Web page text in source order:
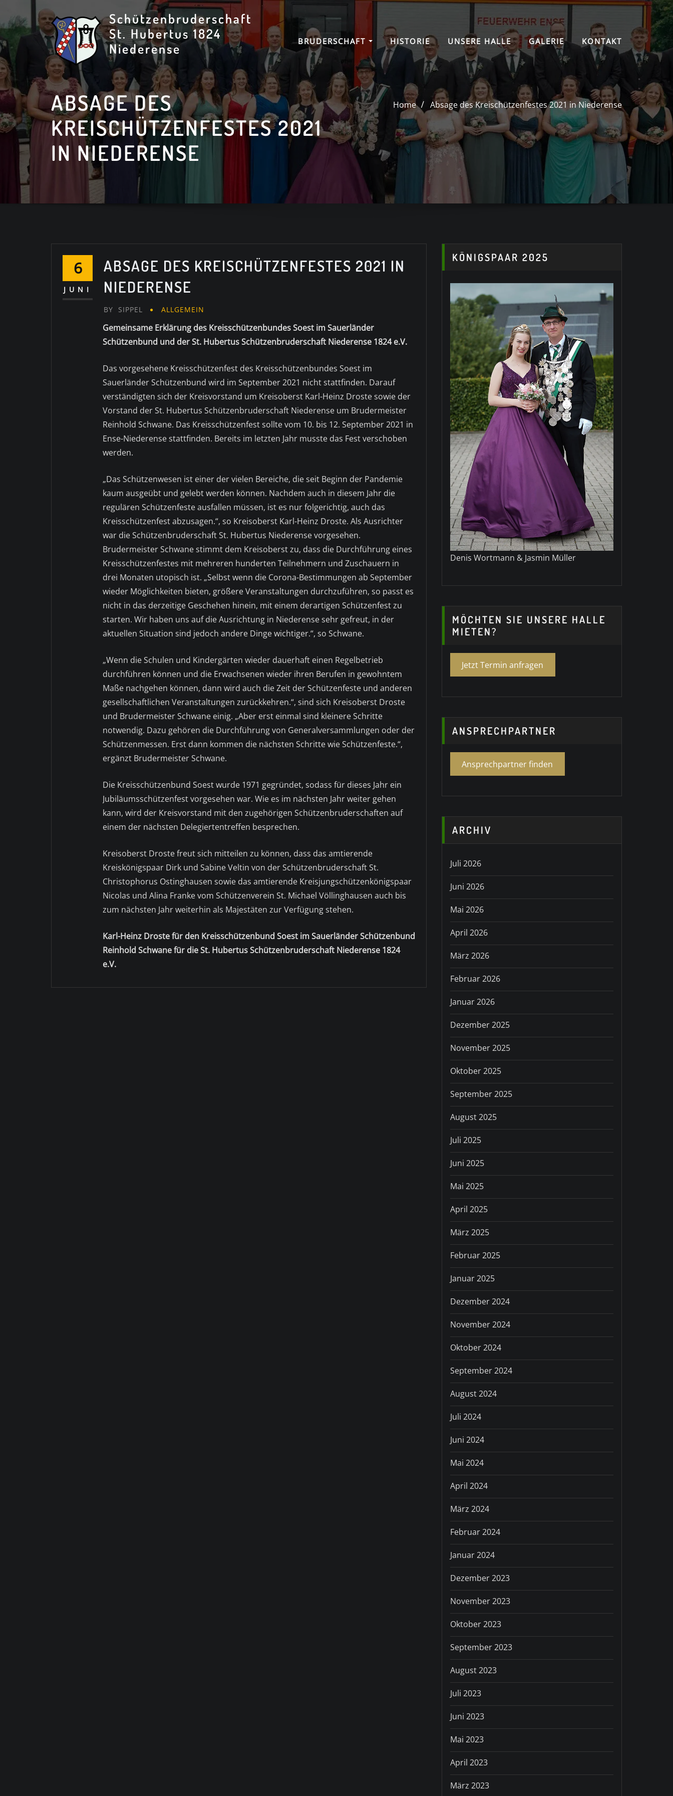
content
Schützenbruderschaft
St. Hubertus 1824
Niederense
BRUDERSCHAFT HISTORIE UNSERE HALLE GALERIE KONTAKT
ABSAGE DES
KREISCHÜTZENFESTES 2021
IN NIEDERENSE
Home Absage des Kreischützenfestes 2021 in Niederense
6
JUNI
ABSAGE DES KREISCHÜTZENFESTES 2021 IN
NIEDERENSE
BY SIPPEL ALLGEMEIN
Gemeinsame Erklärung des Kreisschützenbundes Soest im Sauerländer
Schützenbund und der St. Hubertus Schützenbruderschaft Niederense 1824 e.V.
Das vorgesehene Kreisschützenfest des Kreisschützenbundes Soest im
Sauerländer Schützenbund wird im September 2021 nicht stattfinden. Darauf
verständigten sich der Kreisvorstand um Kreisoberst Karl-Heinz Droste sowie der
Vorstand der St. Hubertus Schützenbruderschaft Niederense um Brudermeister
Reinhold Schwane. Das Kreisschützenfest sollte vom 10. bis 12. September 2021 in
Ense-Niederense stattfinden. Bereits im letzten Jahr musste das Fest verschoben
werden.
„Das Schützenwesen ist einer der vielen Bereiche, die seit Beginn der Pandemie
kaum ausgeübt und gelebt werden können. Nachdem auch in diesem Jahr die
regulären Schützenfeste ausfallen müssen, ist es nur folgerichtig, auch das
Kreisschützenfest abzusagen.“, so Kreisoberst Karl-Heinz Droste. Als Ausrichter
war die Schützenbruderschaft St. Hubertus Niederense vorgesehen.
Brudermeister Schwane stimmt dem Kreisoberst zu, dass die Durchführung eines
Kreisschützenfestes mit mehreren hunderten Teilnehmern und Zuschauern in
drei Monaten utopisch ist. „Selbst wenn die Corona-Bestimmungen ab September
wieder Möglichkeiten bieten, größere Veranstaltungen durchzuführen, so passt es
nicht in das derzeitige Geschehen hinein, mit einem derartigen Schützenfest zu
starten. Wir haben uns auf die Ausrichtung in Niederense sehr gefreut, in der
aktuellen Situation sind jedoch andere Dinge wichtiger.“, so Schwane.
„Wenn die Schulen und Kindergärten wieder dauerhaft einen Regelbetrieb
durchführen können und die Erwachsenen wieder ihren Berufen in gewohntem
Maße nachgehen können, dann wird auch die Zeit der Schützenfeste und anderen
gesellschaftlichen Veranstaltungen zurückkehren.“, sind sich Kreisoberst Droste
und Brudermeister Schwane einig. „Aber erst einmal sind kleinere Schritte
notwendig. Dazu gehören die Durchführung von Generalversammlungen oder der
Schützenmessen. Erst dann kommen die nächsten Schritte wie Schützenfeste.“,
ergänzt Brudermeister Schwane.
Die Kreisschützenbund Soest wurde 1971 gegründet, sodass für dieses Jahr ein
Jubiläumsschützenfest vorgesehen war. Wie es im nächsten Jahr weiter gehen
kann, wird der Kreisvorstand mit den zugehörigen Schützenbruderschaften auf
einem der nächsten Delegiertentreffen besprechen.
Kreisoberst Droste freut sich mitteilen zu können, dass das amtierende
Kreiskönigspaar Dirk und Sabine Veltin von der Schützenbruderschaft St.
Christophorus Ostinghausen sowie das amtierende Kreisjungschützenkönigspaar
Nicolas und Alina Franke vom Schützenverein St. Michael Völlinghausen auch bis
zum nächsten Jahr weiterhin als Majestäten zur Verfügung stehen.
Karl-Heinz Droste für den Kreisschützenbund Soest im Sauerländer Schützenbund
Reinhold Schwane für die St. Hubertus Schützenbruderschaft Niederense 1824
e.V.
KÖNIGSPAAR 2025
Denis Wortmann & Jasmin Müller
MÖCHTEN SIE UNSERE HALLE
MIETEN?
Jetzt Termin anfragen
ANSPRECHPARTNER
Ansprechpartner finden
ARCHIV
Juli 2026
Juni 2026
Mai 2026
April 2026
März 2026
Februar 2026
Januar 2026
Dezember 2025
November 2025
Oktober 2025
September 2025
August 2025
Juli 2025
Juni 2025
Mai 2025
April 2025
März 2025
Februar 2025
Januar 2025
Dezember 2024
November 2024
Oktober 2024
September 2024
August 2024
Juli 2024
Juni 2024
Mai 2024
April 2024
März 2024
Februar 2024
Januar 2024
Dezember 2023
November 2023
Oktober 2023
September 2023
August 2023
Juli 2023
Juni 2023
Mai 2023
April 2023
März 2023